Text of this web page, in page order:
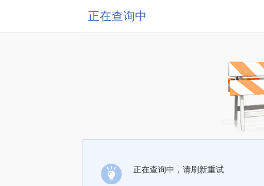
正在查询中
正在查询中，请刷新重试